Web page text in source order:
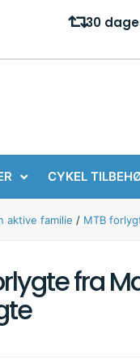
30
CYKEL
aktive familie / MTB
fra